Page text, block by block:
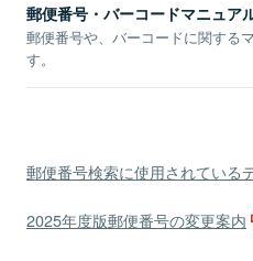
郵便番号・バーコードマニュア
郵便番号や、バーコードに関する
す。
郵便番号検索に使用されている
2025年度版郵便番号の変更案内